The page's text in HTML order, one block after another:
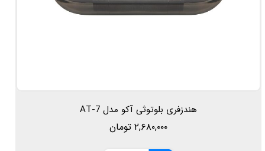
هندزفری بلوتوثی آکو مدل AT-7
۲,۶۸۰,۰۰۰ تومان